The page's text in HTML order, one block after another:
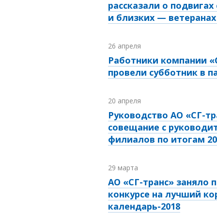
рассказали о
и близких —
26 апреля
Работники компании
провели субботник в
20 апреля
Руководство АО «СГ-
совещание с
филиалов по итогам
29 марта
АО «СГ-транс» заняло
конкурсе на лучший
календарь-2018